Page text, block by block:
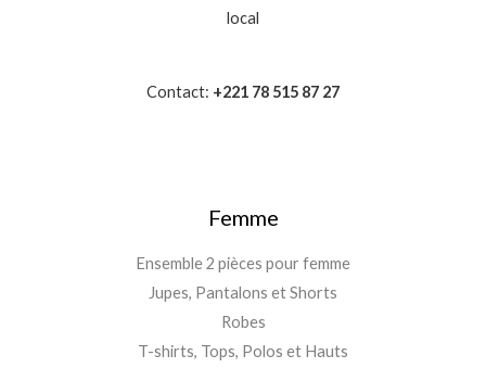
local
Contact: +221 78 515 87 27
Femme
Ensemble 2 pièces pour femme
Jupes, Pantalons et Shorts
Robes
T-shirts, Tops, Polos et Hauts